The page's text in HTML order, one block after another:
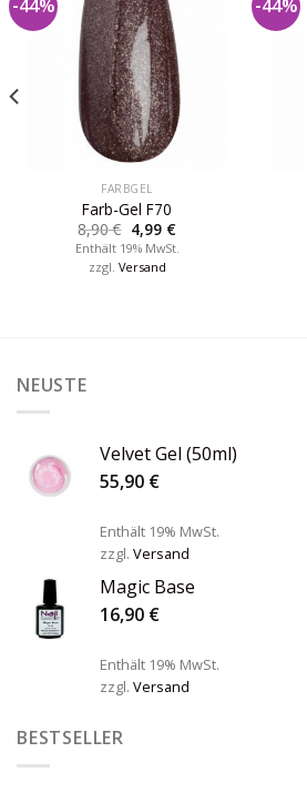
-44%
FARBGEL
Farb-Gel F70
8,90€ 4,99 €
Enthält 19% MwSt.
zzgl. Versand
-44%
NEUSTE
Velvet Gel (50ml)
55,90 €
Enthält 19% MwSt.
zzgl. Versand
Magic Base
16,90 €
Enthält 19% MwSt.
zzgl. Versand
BESTSELLER